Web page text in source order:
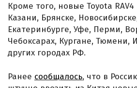
Кроме того, новые Toyota
Казани, Брянске,
Екатеринбурге, Уфе, Перми,
Чебоксарах, Кургане, Тюмени,
других городах РФ.
Ранее сообщалось, что в